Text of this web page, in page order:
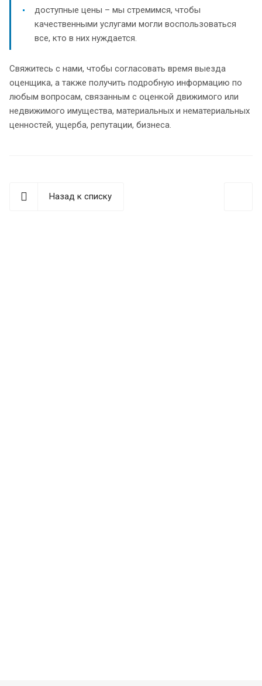
доступные цены – мы стремимся, чтобы
качественными услугами могли воспользоваться
все, кто в них нуждается.
Свяжитесь с нами, чтобы согласовать время выезда
оценщика, а также получить подробную информацию по
любым вопросам, связанным с оценкой движимого или
недвижимого имущества, материальных и нематериальных
ценностей, ущерба, репутации, бизнеса.
Назад к списку